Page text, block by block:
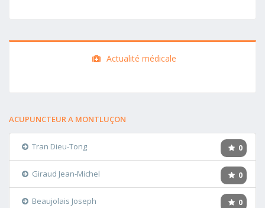
Actualité médicale
ACUPUNCTEUR A MONTLUÇON
0
Tran Dieu-Tong
0
Giraud Jean-Michel
0
Beaujolais Joseph